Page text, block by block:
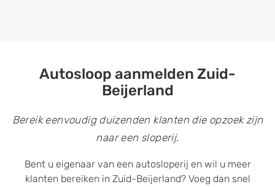
Autosloop aanmelden Zuid-
Beijerland
Bereik eenvoudig duizenden klanten die opzoek zijn
naar een sloperij.
Bent u eigenaar van een autosloperij en wil u meer
klanten bereiken in Zuid-Beijerland? Voeg dan snel